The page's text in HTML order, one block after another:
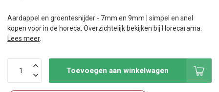
Aardappel en groentesnijder - 7mm en 9mm | simpel en snel
kopen voor in de horeca. Overzichtelijk bekijken bij Horecarama.
Lees meer.
Toevoegen aan winkelwagen